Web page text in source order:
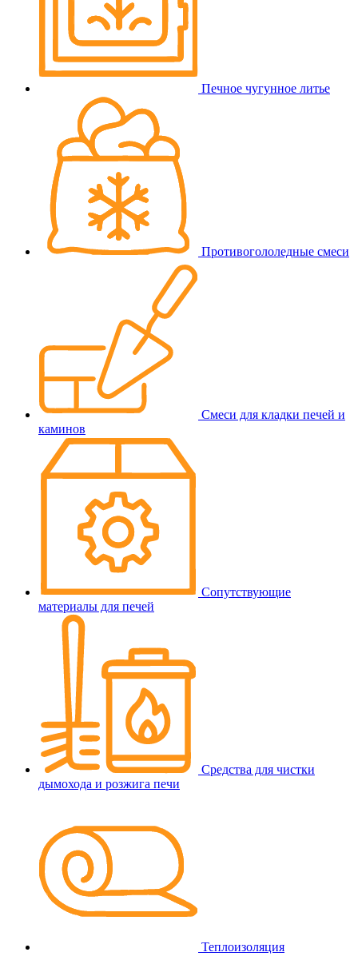
Печное чугунное литье
Противогололедные смеси
Смеси для кладки печей и
каминов
Сопутствующие
материалы для печей
Средства для чистки
дымохода и розжига печи
Теплоизоляция